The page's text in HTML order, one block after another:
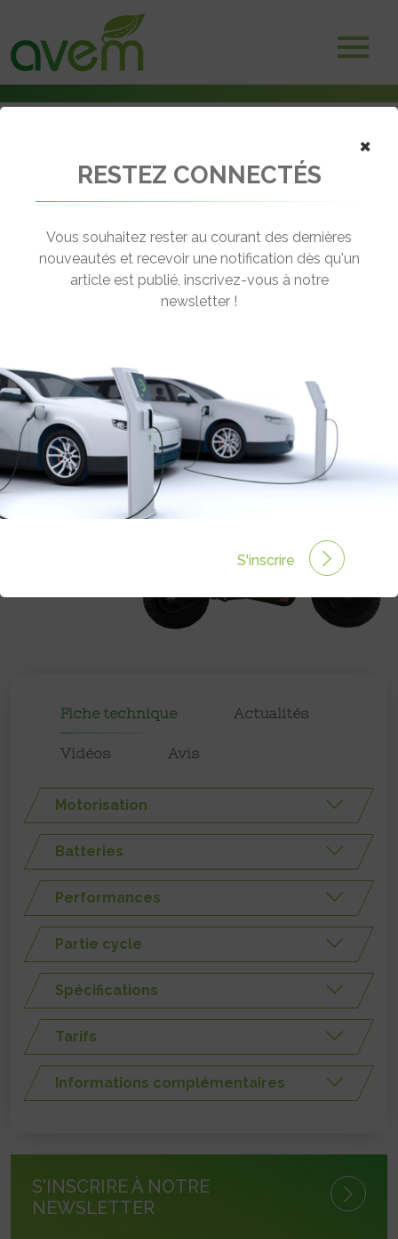
Deux-trois roues électriques
BEEPER ROAD SCOOTCROSS
[wppr_avg_rating id="41160"]
Prix :1790€
Fiche technique Actualités
Vidéos Avis
Motorisation
Batteries
Performances
Partie cycle
Spécifications
Tarifs
Informations complémentaires
S'INSCRIRE À NOTRE
NEWSLETTER
×
RESTEZ CONNECTÉS
Vous souhaitez rester au courant des dernières
nouveautés et recevoir une notification dès qu'un
article est publié, inscrivez-vous à notre
newsletter !
S'inscrire